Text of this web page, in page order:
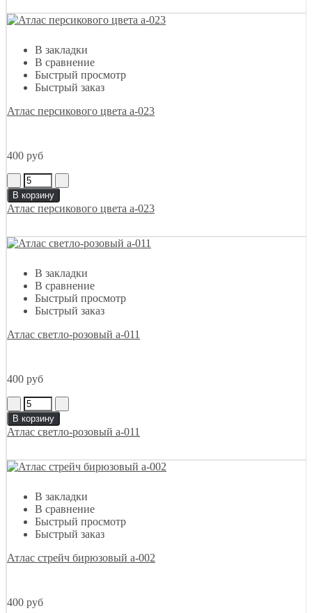
В закладки
В сравнение
Быстрый просмотр
Быстрый заказ
Атлас персикового цвета а-023
400 руб
В корзину
Атлас персикового цвета а-023
В закладки
В сравнение
Быстрый просмотр
Быстрый заказ
Атлас светло-розовый а-011
400 руб
В корзину
Атлас светло-розовый а-011
В закладки
В сравнение
Быстрый просмотр
Быстрый заказ
Атлас стрейч бирюзовый а-002
400 руб